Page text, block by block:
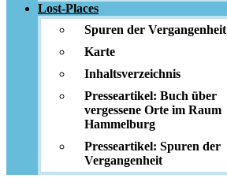
Lost-Places
Spuren der Vergangenheit
Karte
Inhaltsverzeichnis
Presseartikel: Buch über
vergessene Orte im Raum
Hammelburg
Presseartikel: Spuren der
Vergangenheit